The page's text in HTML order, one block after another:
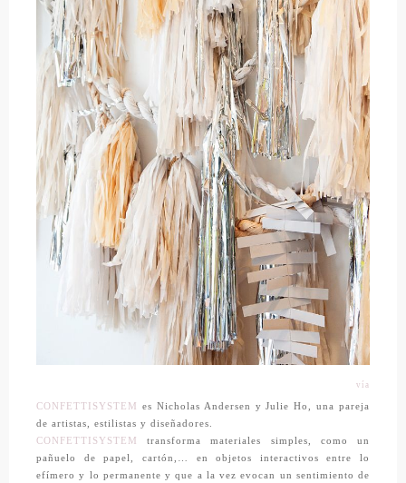
vía
CONFETTISYSTEM
es Nicholas Andersen y Julie Ho, una pareja
de artistas, estilistas y diseñadores.
CONFETTISYSTEM
transforma materiales simples, como un
pañuelo de papel, cartón,… en objetos interactivos entre lo
efímero y lo permanente y que a la vez evocan un sentimiento de